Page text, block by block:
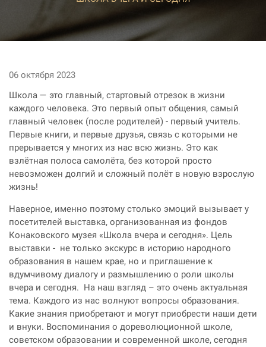
06 октября 2023
Школа — это главный, стартовый отрезок в жизни
каждого человека. Это первый опыт общения, самый
главный человек (после родителей) - первый учитель.
Первые книги, и первые друзья, связь с которыми не
прерывается у многих из нас всю жизнь. Это как
взлётная полоса самолёта, без которой просто
невозможен долгий и сложный полёт в новую взрослую
жизнь!
Наверное, именно поэтому столько эмоций вызывает у
посетителей выставка, организованная из фондов
Конаковского музея «Школа вчера и сегодня». Цель
выставки - не только экскурс в историю народного
образования в нашем крае, но и приглашение к
вдумчивому диалогу и размышлению о роли школы
вчера и сегодня. На наш взгляд – это очень актуальная
тема. Каждого из нас волнуют вопросы образования.
Какие знания приобретают и могут приобрести наши дети
и внуки. Воспоминания о дореволюционной школе,
советском образовании и современной школе, сегодня